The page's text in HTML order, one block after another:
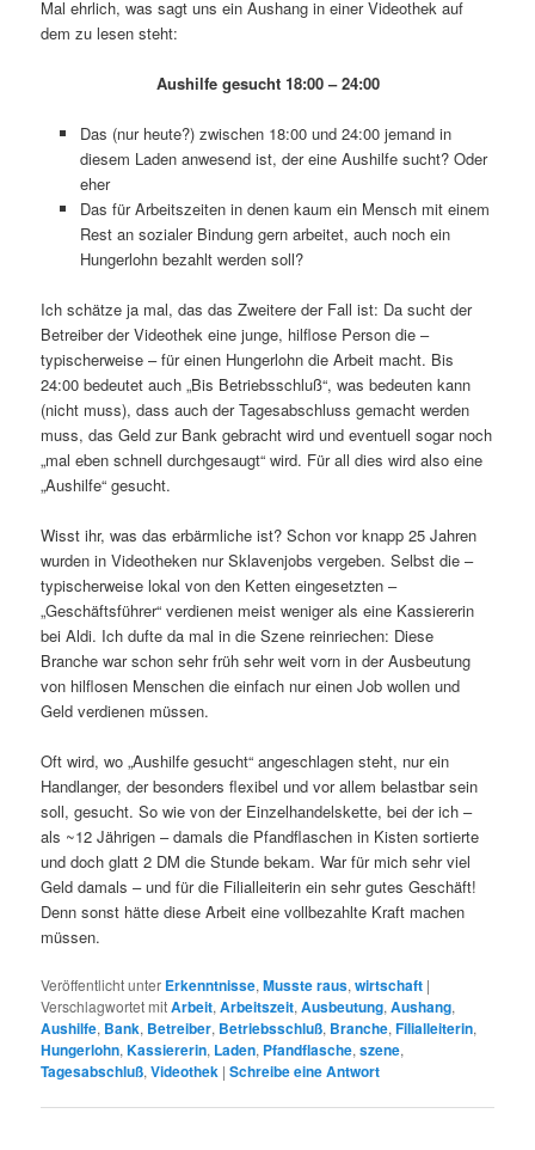
Mal ehrlich, was sagt uns ein Aushang in einer Videothek auf
dem zu lesen steht:
Aushilfe gesucht 18:00 – 24:00
Das (nur heute?) zwischen 18:00 und 24:00 jemand in
diesem Laden anwesend ist, der eine Aushilfe sucht? Oder
eher
Das für Arbeitszeiten in denen kaum ein Mensch mit einem
Rest an sozialer Bindung gern arbeitet, auch noch ein
Hungerlohn bezahlt werden soll?
Ich schätze ja mal, das das Zweitere der Fall ist: Da sucht der
Betreiber der Videothek eine junge, hilflose Person die –
typischerweise – für einen Hungerlohn die Arbeit macht. Bis
24:00 bedeutet auch „Bis Betriebsschluß“, was bedeuten kann
(nicht muss), dass auch der Tagesabschluss gemacht werden
muss, das Geld zur Bank gebracht wird und eventuell sogar noch
„mal eben schnell durchgesaugt“ wird. Für all dies wird also eine
„Aushilfe“ gesucht.
Wisst ihr, was das erbärmliche ist? Schon vor knapp 25 Jahren
wurden in Videotheken nur Sklavenjobs vergeben. Selbst die –
typischerweise lokal von den Ketten eingesetzten –
„Geschäftsführer“ verdienen meist weniger als eine Kassiererin
bei Aldi. Ich dufte da mal in die Szene reinriechen: Diese
Branche war schon sehr früh sehr weit vorn in der Ausbeutung
von hilflosen Menschen die einfach nur einen Job wollen und
Geld verdienen müssen.
Oft wird, wo „Aushilfe gesucht“ angeschlagen steht, nur ein
Handlanger, der besonders flexibel und vor allem belastbar sein
soll, gesucht. So wie von der Einzelhandelskette, bei der ich –
als ~12 Jährigen – damals die Pfandflaschen in Kisten sortierte
und doch glatt 2 DM die Stunde bekam. War für mich sehr viel
Geld damals – und für die Filialleiterin ein sehr gutes Geschäft!
Denn sonst hätte diese Arbeit eine vollbezahlte Kraft machen
müssen.
Veröffentlicht unter Erkenntnisse,Musste raus,wirtschaft |
Verschlagwortet mitArbeit,Arbeitszeit,Ausbeutung,Aushang,
Aushilfe, Bank, Betreiber, Betriebsschluß, Branche,Filialleiterin,
Hungerlohn,Kassiererin, Laden, Pfandflasche,szene,
Tagesabschluß,Videothek |Schreibe eine Antwort